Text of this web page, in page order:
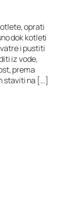
oprati
dok kotleti
i pustiti
iz vode,
prema
staviti na […]